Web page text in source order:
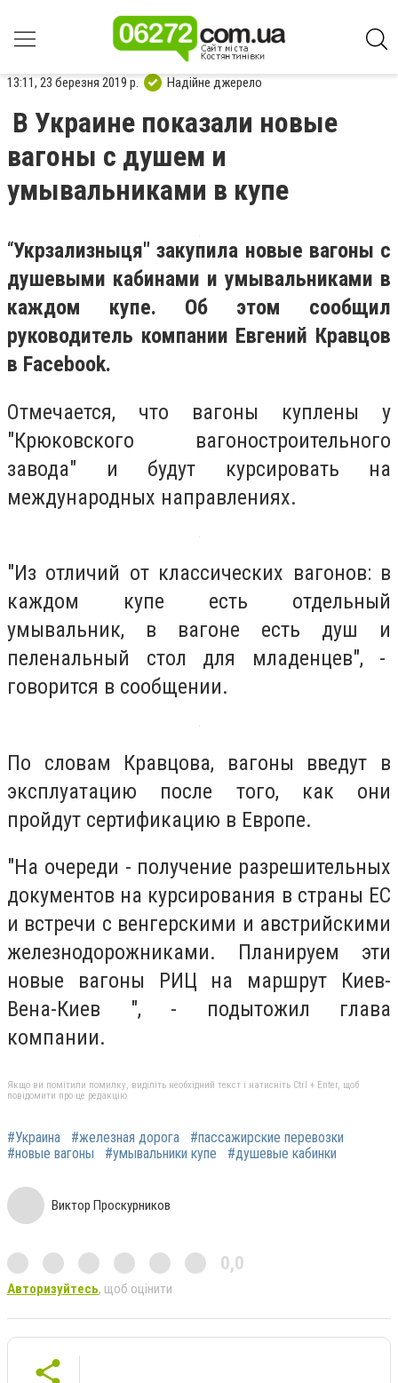
13:11, 23 березня 2019 р. Надійне джерело
В Украине показали новые
вагоны с душем и
умывальниками в купе
“Укрзализныця" закупила новые вагоны с
душевыми кабинами и умывальниками в
каждом купе. Об этом сообщил
руководитель компании Евгений Кравцов
в Facebook.
Отмечается, что вагоны куплены у
"Крюковского вагоностроительного
завода" и будут курсировать на
международных направлениях.
"Из отличий от классических вагонов: в
каждом купе есть отдельный
умывальник, в вагоне есть душ и
пеленальный стол для младенцев", -
говорится в сообщении.
По словам Кравцова, вагоны введут в
эксплуатацию после того, как они
пройдут сертификацию в Европе.
"На очереди - получение разрешительных
документов на курсирования в страны ЕС
и встречи с венгерскими и австрийскими
железнодорожниками. Планируем эти
новые вагоны РИЦ на маршрут Киев-
Вена-Киев ", - подытожил глава
компании.
Якщо ви помітили помилку, виділіть необхідний текст і натисніть Ctrl + Enter, щоб
повідомити про це редакцію
#Украина #железная дорога
#пассажирские перевозки
#новые вагоны
#умывальники купе #душевые кабинки
Виктор Проскурников
0,0
Авторизуйтесь, щоб оцінити